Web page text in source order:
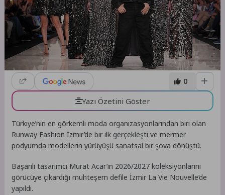
0
Yazı Özetini Göster
Türkiye’nin en görkemli moda organizasyonlarından biri olan
Runway Fashion İzmir’de bir ilk gerçekleşti ve mermer
podyumda modellerin yürüyüşü sanatsal bir şova dönüştü.
Başarılı tasarımcı Murat Acar’ın 2026/2027 koleksiyonlarını
görücüye çıkardığı muhteşem defile İzmir La Vie Nouvelle’de
yapıldı.